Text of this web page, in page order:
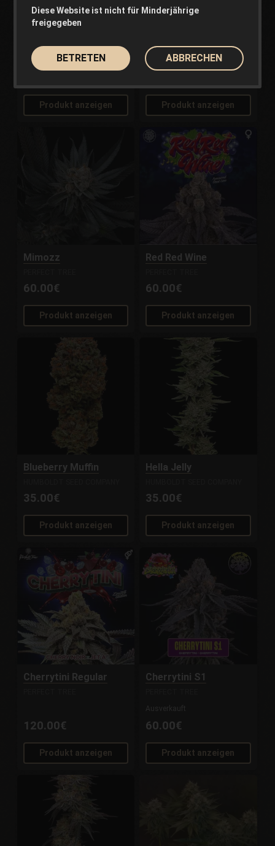
Kit Fresh Lemons
PHILOSOPHER SEEDS
Produkt anzeigen
Nürburgreen Super
Ausverkauft
Produkt anzeigen
Mimozz
60.00€
Produkt anzeigen
Red Red Wine
60.00€
Produkt anzeigen
Blueberry Muffin
35.00€
Produkt anzeigen
Hella Jelly
35.00€
Produkt anzeigen
Cherrytini Regular
120.00€
Produkt anzeigen
Cherrytini S1
Ausverkauft
60.00€
Produkt anzeigen
Diese Website ist nicht für Minderjährige
freigegeben
BETRETEN ABBRECHEN